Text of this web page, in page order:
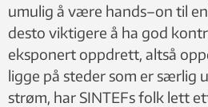
umulig å være hands–on til
desto viktigere å ha god
eksponert oppdrett, altså
ligge på steder som er særlig
strøm, har SINTEFs folk lett